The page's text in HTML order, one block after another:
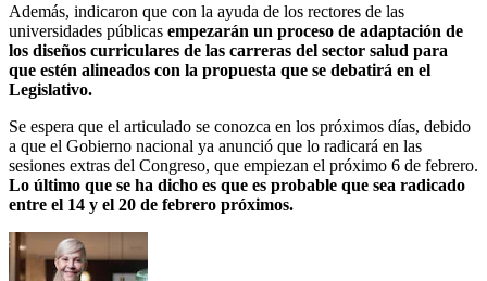
Además, indicaron que con la ayuda de los rectores de las
universidades públicas empezarán un proceso de adaptación de
los diseños curriculares de las carreras del sector salud para
que estén alineados con la propuesta que se debatirá en el
Legislativo.
Se espera que el articulado se conozca en los próximos días, debido
a que el Gobierno nacional ya anunció que lo radicará en las
sesiones extras del Congreso, que empiezan el próximo 6 de febrero.
Lo último que se ha dicho es que es probable que sea radicado
entre el 14 y el 20 de febrero próximos.